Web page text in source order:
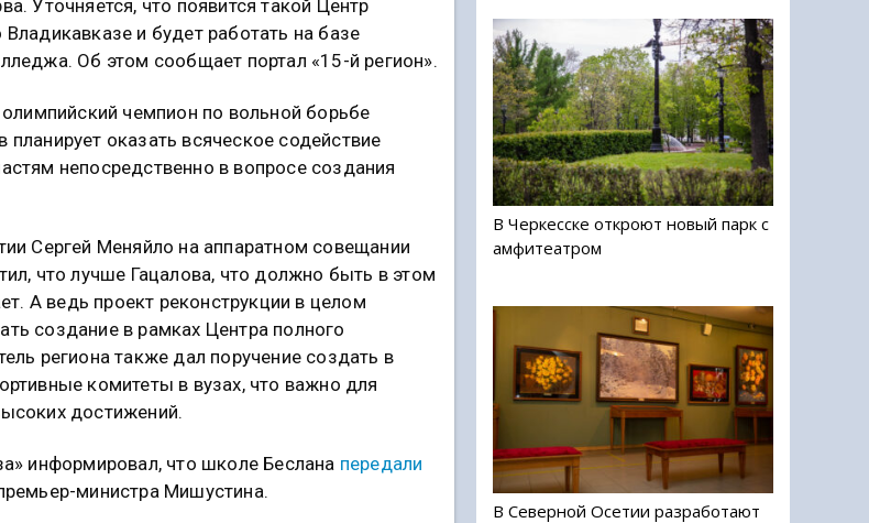
Уточняется, что появится такой Центр
и будет работать на базе
Об этом сообщает портал «15-й регион».
олимпийский чемпион по вольной борьбе
оказать всяческое содействие
непосредственно в вопросе создания
Сергей Меняйло на аппаратном совещании
что лучше Гацалова, что должно быть в этом
А ведь проект реконструкции в целом
создание в рамках Центра полного
региона также дал поручение создать в
комитеты в вузах, что важно для
достижений.
информировал, что школе Беслана передали
министра Мишустина.
В Черкесске откроют новый парк с
амфитеатром
В Северной Осетии разработают